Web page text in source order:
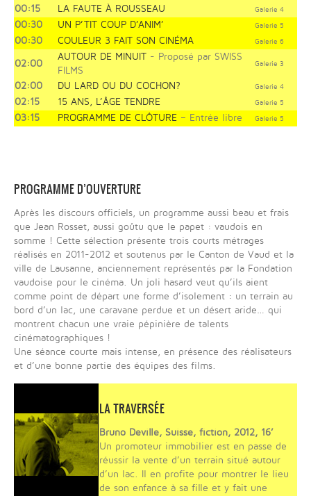
00:15 LA FAUTE À ROUSSEAU Galerie 4
00:30 UN P’TIT COUP D’ANIM’ Galerie 5
00:30 COULEUR 3 FAIT SON CINÉMA Galerie 6
02:00
AUTOUR DE MINUIT - Proposé par SWISS
FILMS
Galerie 3
02:00 DU LARD OU DU COCHON? Galerie 4
02:15 15 ANS, L’ÂGE TENDRE Galerie 5
03:15 PROGRAMME DE CLÔTURE – Entrée libre Galerie 5
PROGRAMME D’OUVERTURE
Après les discours officiels, un programme aussi beau et frais
que Jean Rosset, aussi goûtu que le papet : vaudois en
somme ! Cette sélection présente trois courts métrages
réalisés en 2011-2012 et soutenus par le Canton de Vaud et la
ville de Lausanne, anciennement représentés par la Fondation
vaudoise pour le cinéma. Un joli hasard veut qu’ils aient
comme point de départ une forme d’isolement : un terrain au
bord d’un lac, une caravane perdue et un désert aride… qui
montrent chacun une vraie pépinière de talents
cinématographiques !
Une séance courte mais intense, en présence des réalisateurs
et d’une bonne partie des équipes des films.
LA TRAVERSÉE
Bruno Deville, Suisse, fiction, 2012, 16’
Un promoteur immobilier est en passe de
réussir la vente d’un terrain situé autour
d’un lac. Il en profite pour montrer le lieu
de son enfance à sa fille et y fait une